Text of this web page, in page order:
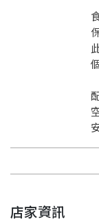
店家資訊